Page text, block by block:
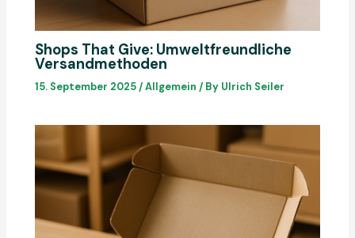
Shops That Give: Umweltfreundliche
Versandmethoden
15. September 2025 /Allgemein / By Ulrich Seiler